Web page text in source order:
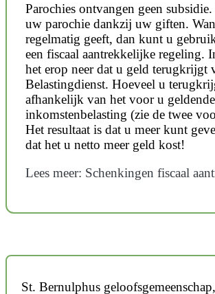
Parochies ontvangen geen subsidie.
uw parochie dankzij uw giften.
regelmatig geeft, dan kunt u
een fiscaal aantrekkelijke regeling.
het erop neer dat u geld terugkrijgt
Belastingdienst. Hoeveel u
afhankelijk van het voor u
inkomstenbelasting (zie de twee
Het resultaat is dat u meer kunt
dat het u netto meer geld kost!
Lees meer: Schenkingen fiscaal
St. Bernulphus geloofsgemeenschap,